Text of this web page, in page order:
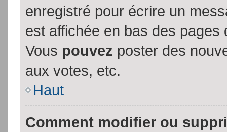
enregistré pour écrire un
est affichée en bas des
Vous pouvez poster des
aux votes, etc.
Haut
Comment modifier ou